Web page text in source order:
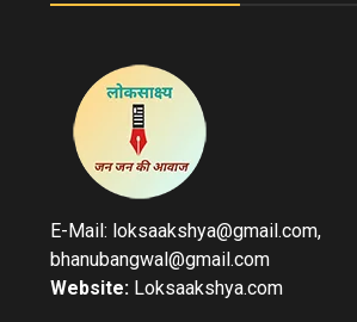
E-Mail: loksaakshya@gmail.com,
bhanubangwal@gmail.com
Website: Loksaakshya.com